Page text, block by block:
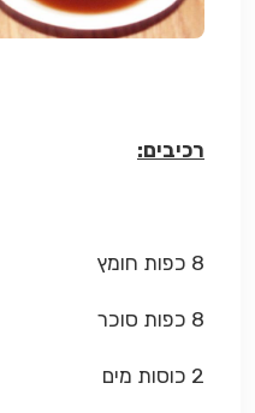
רכיבים:
8 כפות חומץ
8 כפות סוכר
2 כוסות מים